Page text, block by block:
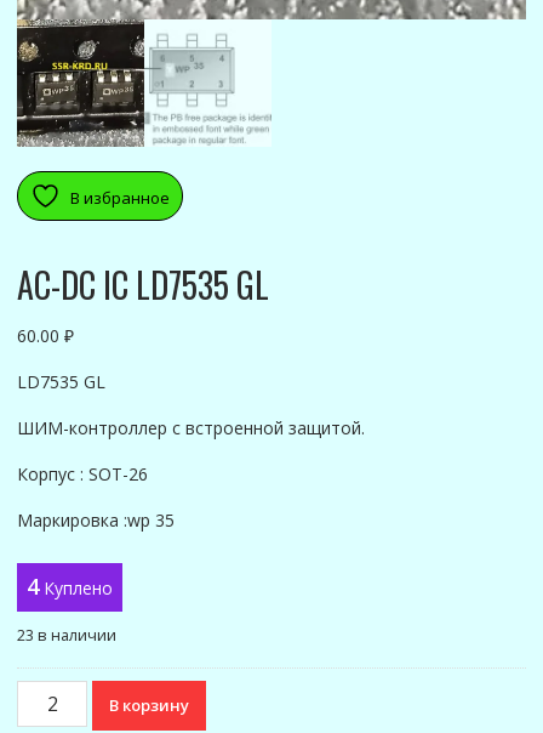
В избранное
AC-DC IC LD7535 GL
60.00 ₽
LD7535 GL
ШИМ-контроллер с встроенной защитой.
Корпус : SOT-26
Маркировка :wp 35
4 Куплено
23 в наличии
Количество
товара
В корзину